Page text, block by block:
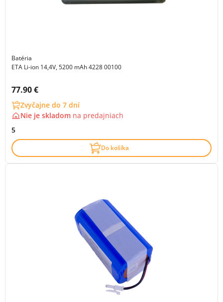
Batéria
ETA Li-ion 14,4V, 5200 mAh 4228 00100
Cena s DPH:
77.90 €
Zvyčajne do 7 dní
Nie je skladom na predajniach
5
Do košíka